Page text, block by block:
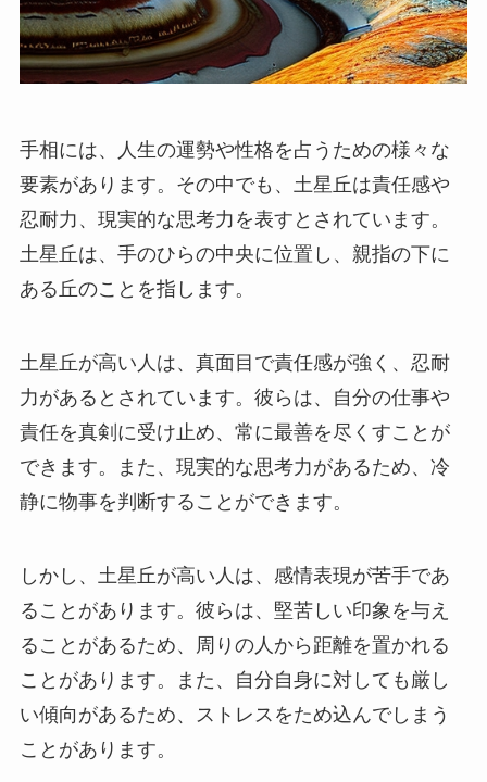
手相には、人生の運勢や性格を占うための様々な
要素があります。その中でも、土星丘は責任感や
忍耐力、現実的な思考力を表すとされています。
土星丘は、手のひらの中央に位置し、親指の下に
ある丘のことを指します。
土星丘が高い人は、真面目で責任感が強く、忍耐
力があるとされています。彼らは、自分の仕事や
責任を真剣に受け止め、常に最善を尽くすことが
できます。また、現実的な思考力があるため、冷
静に物事を判断することができます。
しかし、土星丘が高い人は、感情表現が苦手であ
ることがあります。彼らは、堅苦しい印象を与え
ることがあるため、周りの人から距離を置かれる
ことがあります。また、自分自身に対しても厳し
い傾向があるため、ストレスをため込んでしまう
ことがあります。